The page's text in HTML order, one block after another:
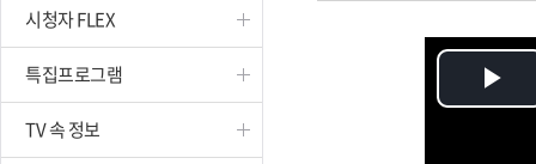
시청자 FLEX
특집프로그램
TV 속 정보